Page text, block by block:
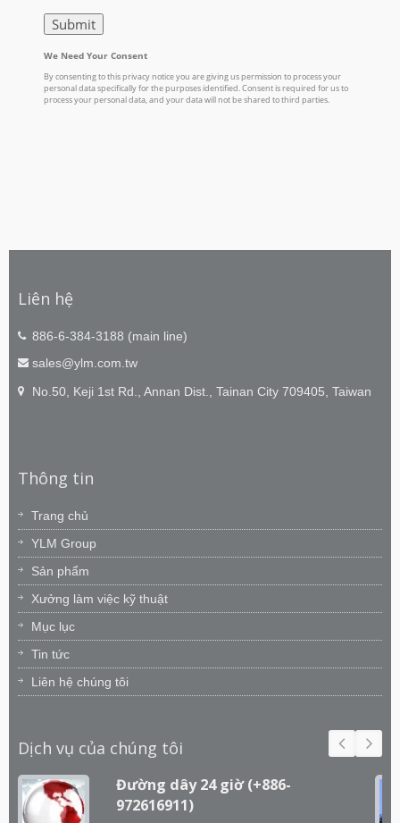
Liên hệ
886-6-384-3188 (main line)
sales@ylm.com.tw
No.50, Keji 1st Rd., Annan Dist., Tainan City 709405, Taiwan
Thông tin
Trang chủ
YLM Group
Sản phẩm
Xưởng làm việc kỹ thuật
Mục lục
Tin tức
Liên hệ chúng tôi
Dịch vụ của chúng tôi
Đường dây 24 giờ (+886-
972616911)